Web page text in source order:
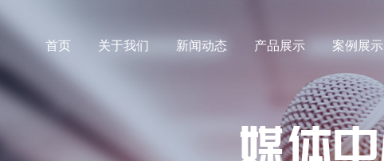
首页 关于我们 新闻动态
媒体动态
产品展示 案例展示